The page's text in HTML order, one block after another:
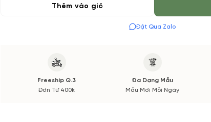
xác nhận trước khi cắm hay bó.
Thêm vào giỏ
Đặt Qua Zalo
Freeship Q.3
Đơn Từ 400k
Đa Dạng Mẫu
Mẫu Mới Mỗi Ngày